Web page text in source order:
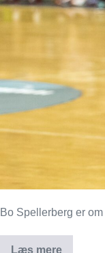
Bo Spellerberg er
Læs mere